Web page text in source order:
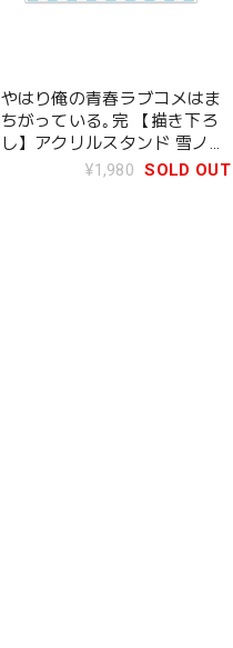
やはり俺の青春ラブコメはま
ちがっている｡完 【描き下ろ
し】アクリルスタンド 雪ノ下
¥1,980 SOLD OUT